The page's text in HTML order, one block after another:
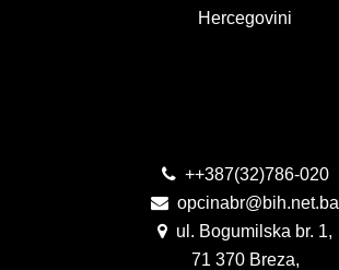
Hercegovini
++387(32)786-020
opcinabr@bih.net.ba
ul. Bogumilska br. 1,
71 370 Breza,